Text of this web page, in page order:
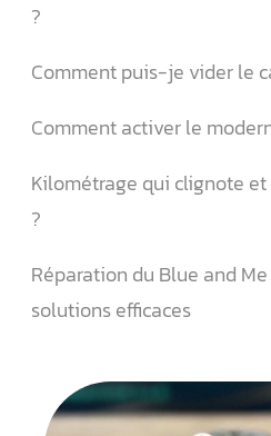
?
Comment puis-je vider le
Comment activer le
Kilométrage qui clignote
?
Réparation du Blue and
solutions efficaces